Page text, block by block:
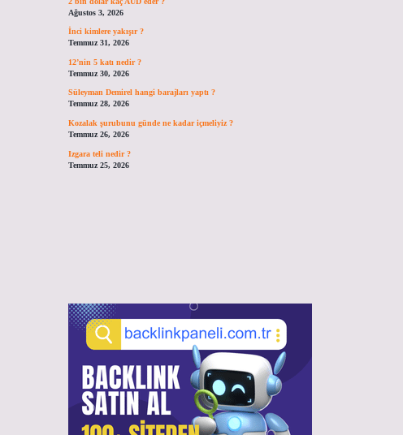
Ağustos 3, 2026
İnci kimlere yakışır ?
Temmuz 31, 2026
12’nin 5 katı nedir ?
Temmuz 30, 2026
Süleyman Demirel hangi barajları yaptı ?
Temmuz 28, 2026
Kozalak şurubunu günde ne kadar içmeliyiz ?
Temmuz 26, 2026
Izgara teli nedir ?
Temmuz 25, 2026